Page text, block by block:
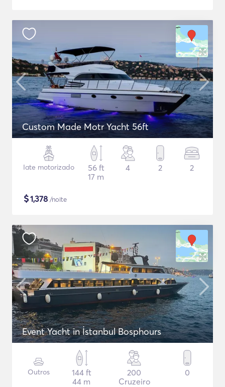
Custom Made Motr Yacht 56ft
Iate motorizado
56 ft
17 m
4 2 2
$1,378 /noite
Event Yacht in İstanbul Bosphours
Outros
144 ft
44 m
200
Cruzeiro
0